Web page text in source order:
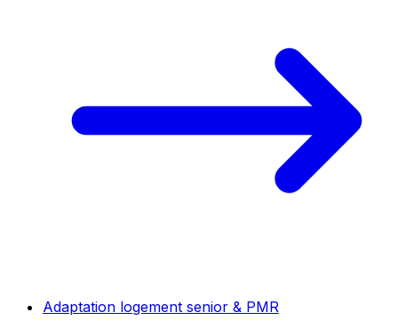
Adaptation logement senior & PMR